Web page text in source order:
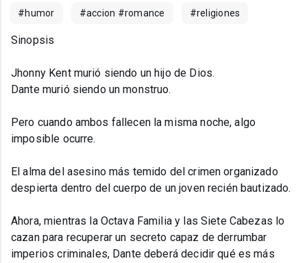
#humor #accion #romance #religiones
Sinopsis
Jhonny Kent murió siendo un hijo de Dios.
Dante murió siendo un monstruo.
Pero cuando ambos fallecen la misma noche, algo
imposible ocurre.
El alma del asesino más temido del crimen organizado
despierta dentro del cuerpo de un joven recién bautizado.
Ahora, mientras la Octava Familia y las Siete Cabezas lo
cazan para recuperar un secreto capaz de derrumbar
imperios criminales, Dante deberá decidir qué es más